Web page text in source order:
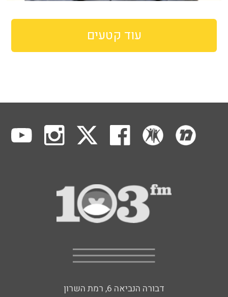
עוד קטעים
דבורה הנביאה 6, רמת השרון